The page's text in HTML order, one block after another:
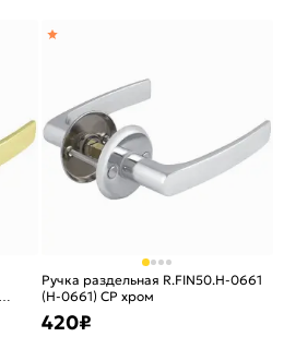
Ручка раздельная R.FIN50.H-0661
(H-0661) СP хром
420₽